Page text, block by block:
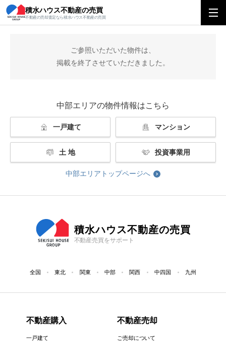
積水ハウス不動産の売買
不動産の売却査定なら積水ハウス不動産の売買
積水ハウス不動産の売買 中部エリアトップ
ご参照いただいた物件は、
掲載を終了させていただきました。
中部エリアの物件情報はこちら
一戸建て マンション
土 地 投資事業用
中部エリアトップページへ
積水ハウス不動産の売買
不動産売買をサポート
全国 東北 関東 中部 関西 中四国 九州
不動産購入
一戸建て
不動産売却
ご売却について